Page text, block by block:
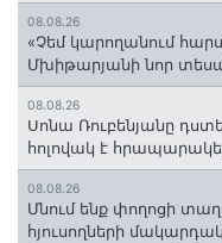
08.08.26
«Չեմ կարողանում
Մխիթարյանի նոր
08.08.26
Սոնա Ռուբենյանը
հոլովակ է
08.08.26
Մնում ենք փողոցի
հյուսողների